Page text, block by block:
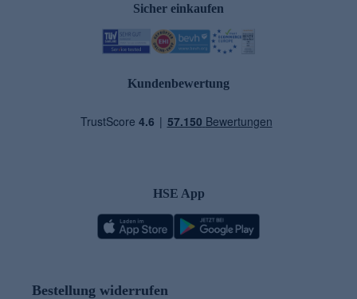
Sicher einkaufen
Kundenbewertung
HSE App
Bestellung widerrufen